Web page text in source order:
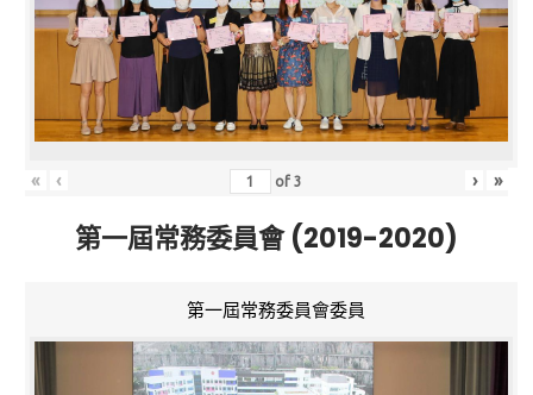
« ‹ of3 › »
第一屆常務委員會 (2019-2020)
第一屆常務委員會委員